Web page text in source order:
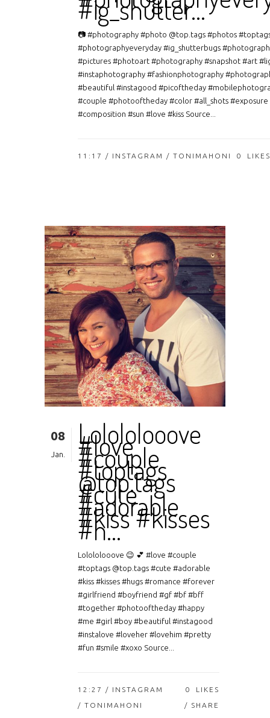
#ig_shutter…
📷 #photography #photo @top.tags #photos
#photographyeveryday #ig_shutterbugs
#pictures #photoart #photography #snapshot #art
#instaphotography #fashionphotography
#beautiful #instagood #picoftheday
#couple #photooftheday #color #all_shots #exposure
#composition #sun #love #kiss Source...
11:17 / INSTAGRAM / TONIMAHONI 0 LIKES
08
Jan.
Lolololooove
#love
#couple
#toptags
@top.tags
#cute
#adorable
#kiss #kisses
#h…
Lolololooove 😉 💕 #love #couple
#toptags @top.tags #cute #adorable
#kiss #kisses #hugs #romance #forever
#girlfriend #boyfriend #gf #bf #bff
#together #photooftheday #happy
#me #girl #boy #beautiful #instagood
#instalove #loveher #lovehim #pretty
#fun #smile #xoxo Source...
12:27 / INSTAGRAM
/ TONIMAHONI
0
LIKES
SHARE